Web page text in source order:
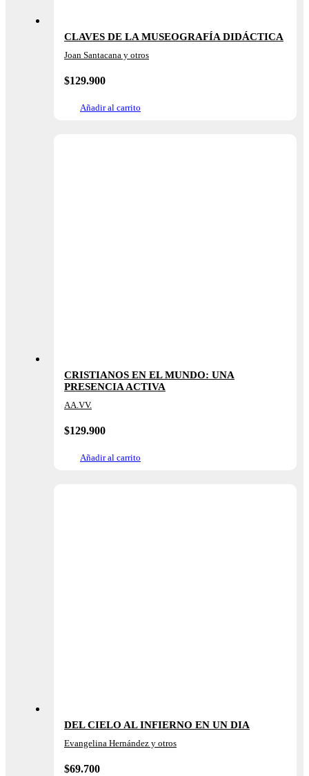
CLAVES DE LA MUSEOGRAFÍA DIDÁCTICA
Joan Santacana y otros
$129.900
Añadir al carrito
CRISTIANOS EN EL MUNDO: UNA
PRESENCIA ACTIVA
AA.VV.
$129.900
Añadir al carrito
DEL CIELO AL INFIERNO EN UN DIA
Evangelina Hernández y otros
$69.700